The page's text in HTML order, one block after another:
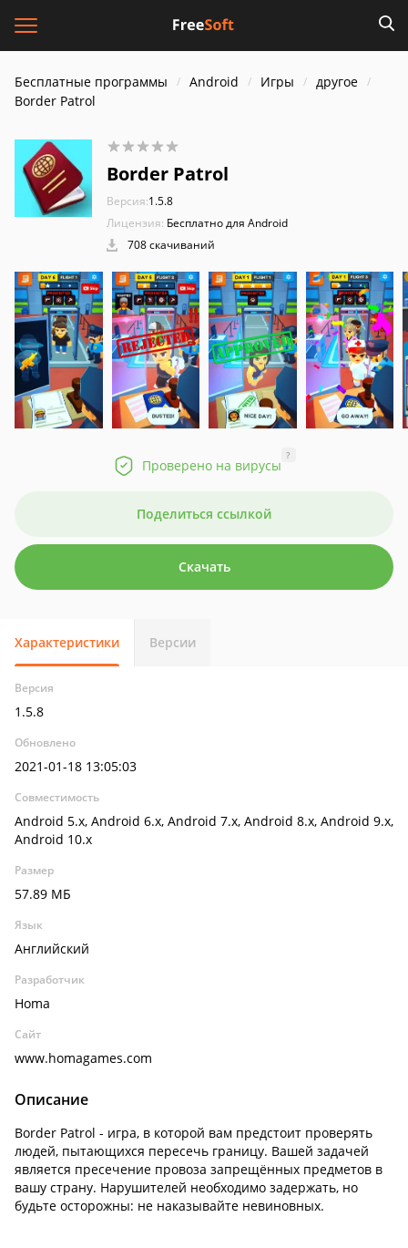
Бесплатные программы Android Игры
другое
Border Patrol
Border Patrol
Версия:1.5.8
Лицензия: Бесплатно для Android
708 скачиваний
Проверено на вирусы
?
Поделиться ссылкой
Скачать
Характеристики Версии
Версия
1.5.8
Обновлено
2021-01-18 13:05:03
Совместимость
Android 5.x, Android 6.x, Android 7.x, Android 8.x, Android 9.x,
Android 10.x
Размер
57.89 МБ
Язык
Английский
Разработчик
Homa
Сайт
www.homagames.com
Описание
Border Patrol - игра, в которой вам предстоит проверять
людей, пытающихся пересечь границу. Вашей задачей
является пресечение провоза запрещённых предметов в
вашу страну. Нарушителей необходимо задержать, но
будьте осторожны: не наказывайте невиновных.